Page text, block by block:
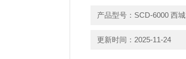
产品型号：SCD-6000 西城
更新时间：2025-11-24